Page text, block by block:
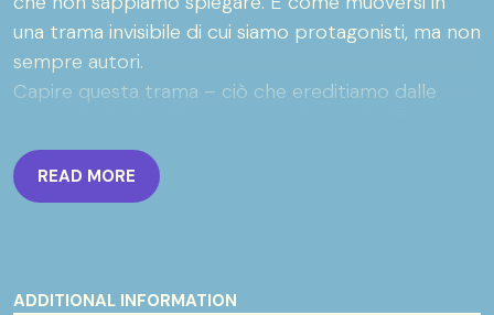
una trama invisibile di cui siamo protagonisti, ma non
sempre autori.
Capire questa trama – ciò che ereditiamo dalle
vedere con più chiarezza chi siamo oggi e che cosa
stiamo diventando: il passato diventa un luogo in cui
tornare per rimettere a posto il presente. Gli
Storia con la maiuscola, ma le vite ordinarie che
READ MORE
ADDITIONAL INFORMATION